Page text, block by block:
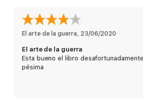
El arte de la guerra 23/06/2020
El arte de la guerra
Esta bueno el libro
pésima